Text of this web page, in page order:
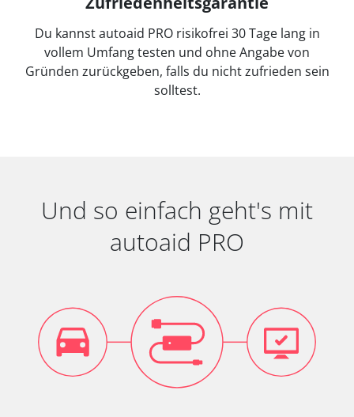
Du kannst autoaid PRO risikofrei 30 Tage lang in
vollem Umfang testen und ohne Angabe von
Gründen zurückgeben, falls du nicht zufrieden sein
solltest.
Und so einfach geht's mit
autoaid PRO